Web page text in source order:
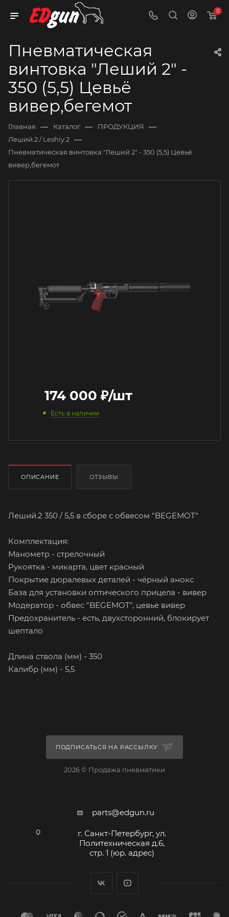
0
Пневматическая
винтовка "Леший 2" -
350 (5,5) Цевьё
вивер,бегемот
Главная — Каталог — ПРОДУКЦИЯ —
Леший.2 / Leshiy.2 —
Пневматическая винтовка "Леший 2" - 350 (5,5) Цевьё
вивер,бегемот
174 000 ₽/шт
Есть в наличии
ОПИСАНИЕ ОТЗЫВЫ
Леший.2 350 / 5,5 в сборе с обвесом "BEGEMOT"
Комплектация:
Манометр - стрелочный
Рукоятка - микарта, цвет красный
Покрытие дюралевых деталей - чёрный анокс
База для установки оптического прицела - вивер
Модератор - обвес "BEGEMOT", цевье вивер
Предохранитель - есть, двухсторонний, блокирует
шептало
Длина ствола (мм) - 350
Калибр (мм) - 5,5
ПОДПИСАТЬСЯ НА РАССЫЛКУ
2026 © Продажа пневматики
parts@edgun.ru
г. Санкт-Петербург, ул.
Политехническая д.6,
стр. 1 (юр. адрес)